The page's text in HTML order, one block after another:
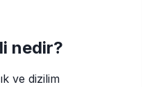
nedir?
ve dizilim